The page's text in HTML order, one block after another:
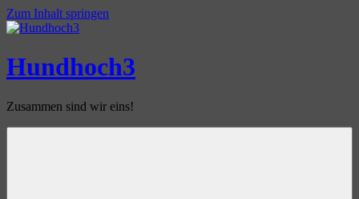
Zum Inhalt springen
Hundhoch3
Zusammen sind wir eins!